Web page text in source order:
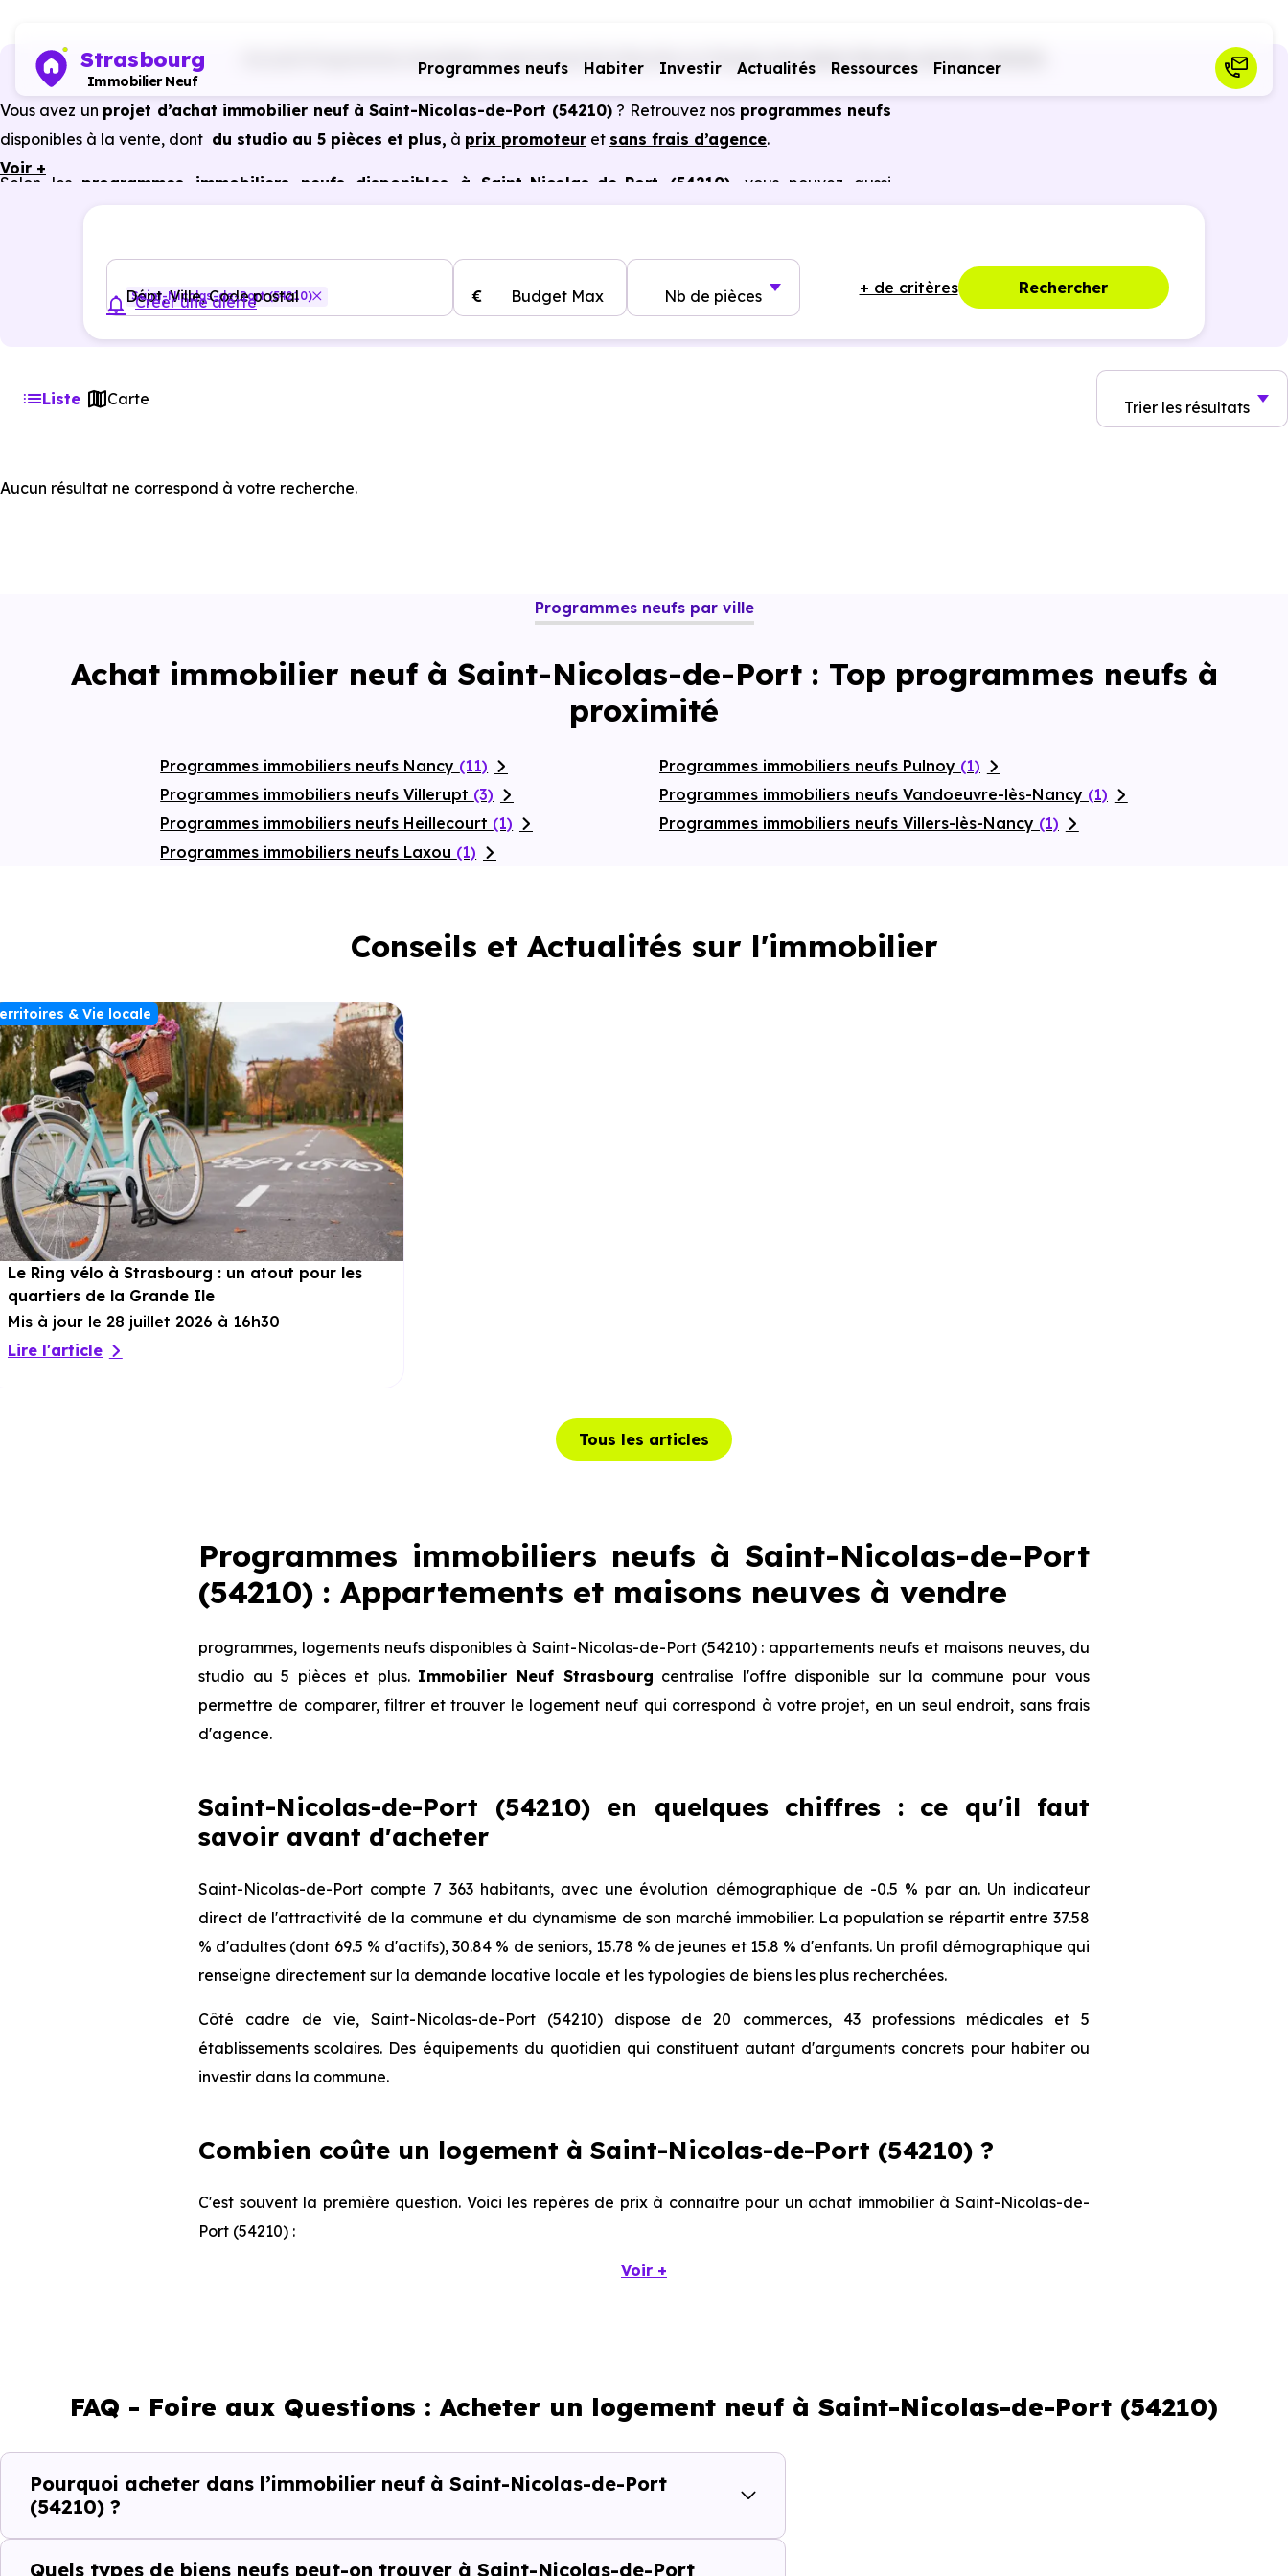
Strasbourg
Immobilier Neuf
Programmes neufs Habiter Investir Actualités Ressources Financer
Programmes immobiliers neufs Grand Est Meurthe-et-Moselle (54) Saint-Nicolas-de-Port (54210)
Vous avez un projet d’achat immobilier neuf à Saint-Nicolas-de-Port (54210)? Retrouvez nos programmes neufs
disponibles à la vente, dont du studio au 5 pièces et plus, à prix promoteur et sans frais d’agence.
Selon les programmes immobiliers neufs disponibles à Saint-Nicolas-de-Port (54210) , vous pouvez aussi
Voir +
Dépt, Ville, Code postal
Saint-Nicolas-de-Port (54210) Budget Max
€ Nb de pièces + de critères Rechercher
Créer une alerte
Liste Carte Trier les résultats
Aucun résultat ne correspond à votre recherche.
Programmes neufs par ville
Achat immobilier neuf à Saint-Nicolas-de-Port : Top programmes neufs à
proximité
Programmes immobiliers neufs Nancy (11)
Programmes immobiliers neufs Villerupt (3)
Programmes immobiliers neufs Heillecourt (1)
Programmes immobiliers neufs Laxou (1)
Programmes immobiliers neufs Pulnoy (1)
Programmes immobiliers neufs Vandoeuvre-lès-Nancy (1)
Programmes immobiliers neufs Villers-lès-Nancy (1)
Conseils et Actualités sur l'immobilier
& Vie locale
Le Ring vélo à Strasbourg : un atout pour les
quartiers de la Grande Ile
Mis à jour le 28 juillet 2026 à 16h30
Lire l'article
Tous les articles
Programmes immobiliers neufs à Saint-Nicolas-de-Port
(54210) : Appartements et maisons neuves à vendre
programmes, logements neufs disponibles à Saint-Nicolas-de-Port (54210) : appartements neufs et maisons neuves, du
studio au 5 pièces et plus. Immobilier Neuf Strasbourg centralise l'offre disponible sur la commune pour vous
permettre de comparer, filtrer et trouver le logement neuf qui correspond à votre projet, en un seul endroit, sans frais
d'agence.
Saint-Nicolas-de-Port (54210) en quelques chiffres : ce qu'il faut
savoir avant d'acheter
Saint-Nicolas-de-Port compte 7 363 habitants, avec une évolution démographique de -0.5 % par an. Un indicateur
direct de l'attractivité de la commune et du dynamisme de son marché immobilier. La population se répartit entre 37.58
% d'adultes (dont 69.5 % d'actifs), 30.84 % de seniors, 15.78 % de jeunes et 15.8 % d'enfants. Un profil démographique qui
renseigne directement sur la demande locative locale et les typologies de biens les plus recherchées.
Côté cadre de vie, Saint-Nicolas-de-Port (54210) dispose de 20 commerces, 43 professions médicales et 5
établissements scolaires. Des équipements du quotidien qui constituent autant d'arguments concrets pour habiter ou
investir dans la commune.
Combien coûte un logement à Saint-Nicolas-de-Port (54210) ?
C'est souvent la première question. Voici les repères de prix à connaître pour un achat immobilier à Saint-Nicolas-de-
Port (54210) :
Maison 722 € /m² 1 810 € /m² 2 783 € /m²
Ces prix varient selon la localisation dans la commune, la surface, les prestations et le stade d'avancement du
Voir +
FAQ - Foire aux Questions : Acheter un logement neuf à Saint-Nicolas-de-Port (54210)
Pourquoi acheter dans l’immobilier neuf à Saint-Nicolas-de-Port
(54210) ?
Quels types de biens neufs peut-on trouver à Saint-Nicolas-de-Port